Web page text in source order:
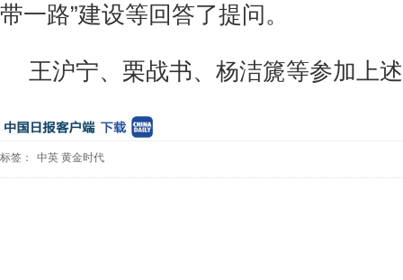
带一路”建设等回答了提问。
王沪宁、栗战书、杨洁篪等参加上
标签： 中英 黄金时代